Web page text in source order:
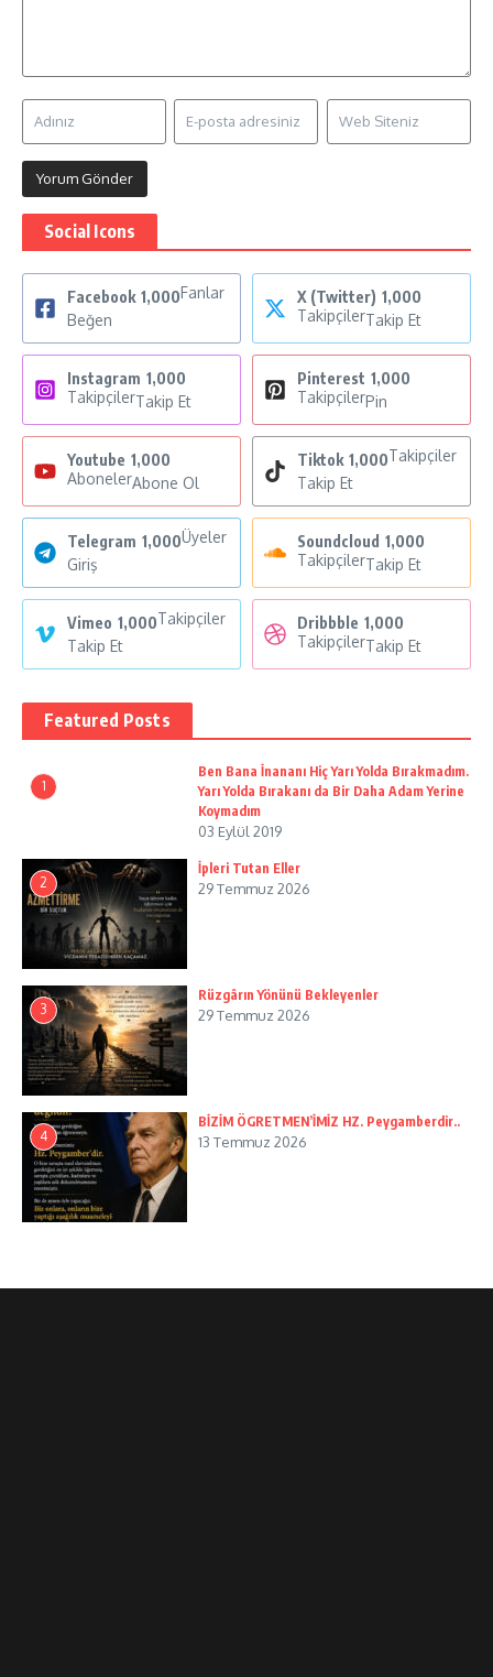
Social Icons
Facebook 1,000Fanlar
Beğen
X (Twitter) 1,000
TakipçilerTakip Et
Instagram 1,000
TakipçilerTakip Et
Pinterest 1,000
TakipçilerPin
Youtube 1,000
AbonelerAbone Ol
Tiktok 1,000Takipçiler
Takip Et
Telegram 1,000Üyeler
Giriş
Soundcloud 1,000
TakipçilerTakip Et
Vimeo 1,000Takipçiler
Takip Et
Dribbble 1,000
TakipçilerTakip Et
Featured Posts
1
Ben Bana İnananı Hiç Yarı Yolda Bırakmadım.
Yarı Yolda Bırakanı da Bir Daha Adam Yerine
Koymadım
03 Eylül 2019
2
İpleri Tutan Eller
29 Temmuz 2026
3
Rüzgârın Yönünü Bekleyenler
29 Temmuz 2026
4
BİZİM ÖGRETMEN’İMİZ HZ. Peygamberdir..
13 Temmuz 2026